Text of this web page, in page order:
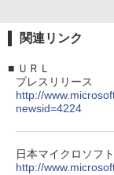
関連リンク
■ ＵＲＬ
プレスリリース
http://
newsid=4224
日本マイクロソフ
http://